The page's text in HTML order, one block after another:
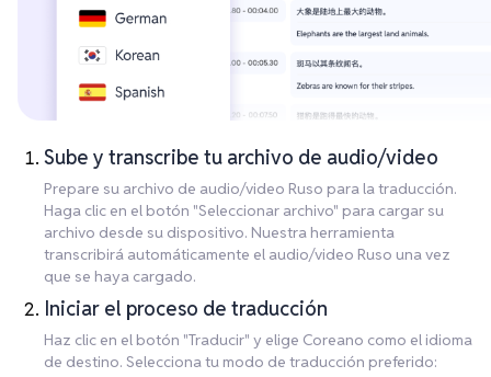
Sube y transcribe tu archivo de audio/video
Prepare su archivo de audio/video Ruso para la traducción.
Haga clic en el botón "Seleccionar archivo" para cargar su
archivo desde su dispositivo. Nuestra herramienta
transcribirá automáticamente el audio/video Ruso una vez
que se haya cargado.
Iniciar el proceso de traducción
Haz clic en el botón "Traducir" y elige Coreano como el idioma
de destino. Selecciona tu modo de traducción preferido: